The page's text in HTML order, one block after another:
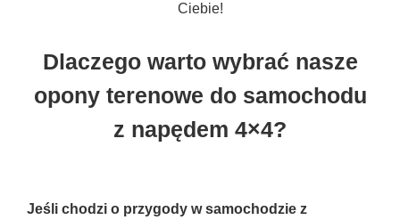
Ciebie!
Dlaczego warto wybrać nasze
opony terenowe do samochodu
z napędem 4×4?
Jeśli chodzi o przygody w samochodzie z